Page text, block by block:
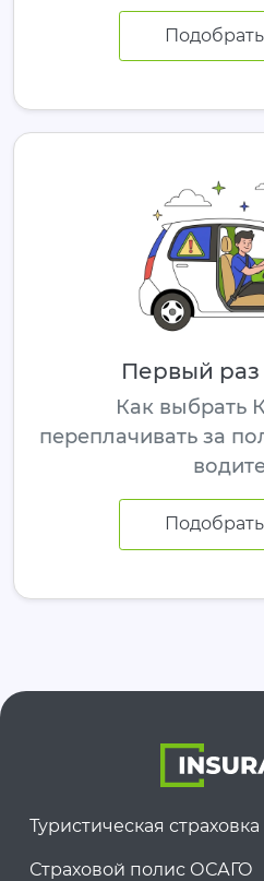
Первый раз
Как выбрать
переплачивать за
Туристическая страховка
Страховой полис ОСАГО